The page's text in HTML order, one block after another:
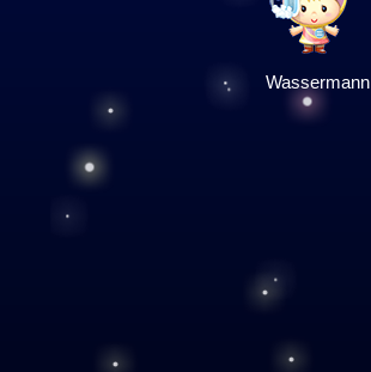
Wassermann